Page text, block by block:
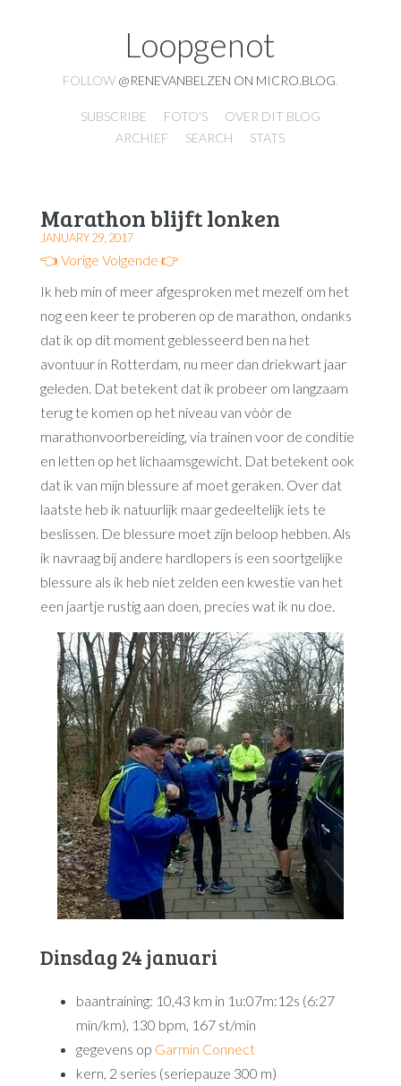
Loopgenot
FOLLOW @RENEVANBELZEN ON MICRO.BLOG
SUBSCRIBE FOTO'S
OVER DIT BLOG
ARCHIEF
SEARCH STATS
Marathon blijft lonken
JANUARY 29, 2017
👈 Vorige Volgende 👉
Ik heb min of meer afgesproken met mezelf om het
nog een keer te proberen op de marathon, ondanks
dat ik op dit moment geblesseerd ben na het
avontuur in Rotterdam, nu meer dan driekwart jaar
geleden. Dat betekent dat ik probeer om langzaam
terug te komen op het niveau van vòòr de
marathonvoorbereiding, via trainen voor de conditie
en letten op het lichaamsgewicht. Dat betekent ook
dat ik van mijn blessure af moet geraken. Over dat
laatste heb ik natuurlijk maar gedeeltelijk iets te
beslissen. De blessure moet zijn beloop hebben. Als
ik navraag bij andere hardlopers is een soortgelijke
blessure als ik heb niet zelden een kwestie van het
een jaartje rustig aan doen, precies wat ik nu doe.
Dinsdag 24 januari
baantraining: 10,43 km in 1u:07m:12s (6:27
min/km), 130 bpm, 167 st/min
gegevens op Garmin Connect
kern, 2 series (seriepauze 300 m)